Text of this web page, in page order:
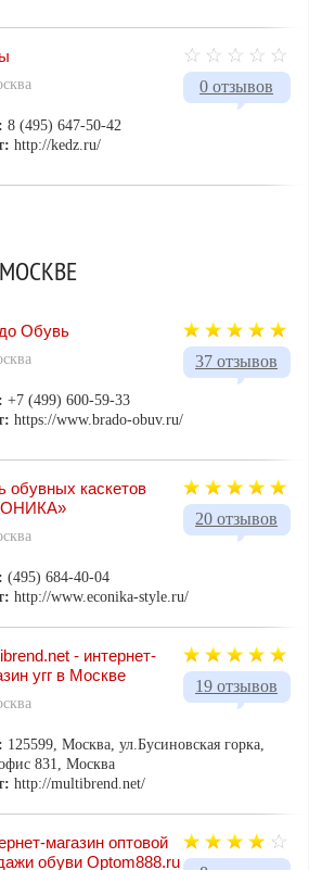
0 отзывов
8 (495) 647-50-42
http://kedz.ru/
37 отзывов
Обувь
+7 (499) 600-59-33
https://www.brado-obuv.ru/
20 отзывов
обувных каскетов
(495) 684-40-04
http://www.econika-style.ru/
19 отзывов
- интернет-
угг в Москве
125599, Москва, ул.Бусиновская горка,
831, Москва
http://multibrend.net/
магазин оптовой
обуви Optom888.ru